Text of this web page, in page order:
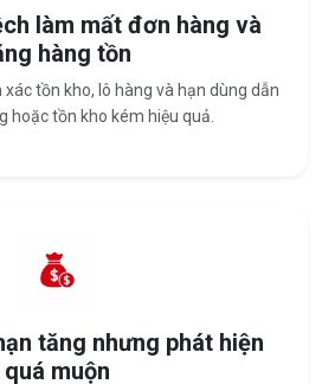
làm mất đơn hàng và
hàng tồn
xác tồn kho, lô hàng và hạn dùng dẫn
hoặc tồn kho kém hiệu quả.
tăng nhưng phát hiện
quá muộn